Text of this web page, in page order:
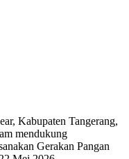
Kabupaten Tangerang,
mendukung
Gerakan Pangan